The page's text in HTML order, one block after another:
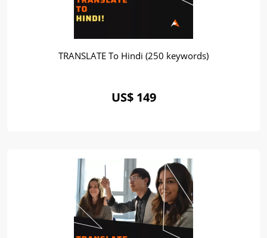
TRANSLATE To Hindi (250 keywords)
US$ 149